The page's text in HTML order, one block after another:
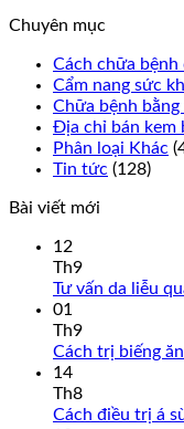
Chuyên mục
Cách chữa bệnh
Cẩm nang sức
Chữa bệnh
Địa chỉ bán kem
Phân loại Khác
Tin tức (128)
Bài viết mới
12
Th9
Tư vấn da liễu
01
Th9
Cách trị biếng
14
Th8
Cách điều trị á